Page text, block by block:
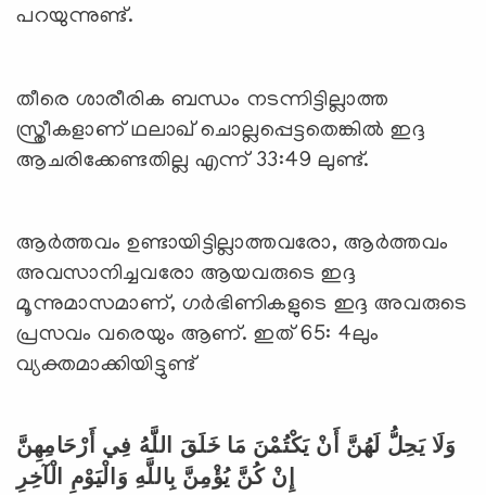
പറയുന്നുണ്ട്.
തീരെ ശാരീരിക ബന്ധം നടന്നിട്ടില്ലാത്ത
സ്ത്രീകളാണ് ഥലാഖ് ചൊല്ലപ്പെട്ടതെങ്കില്‍ ഇദ്ദ
ആചരിക്കേണ്ടതില്ല എന്ന് 33:49 ലുണ്ട്.
ആര്‍ത്തവം ഉണ്ടായിട്ടില്ലാത്തവരോ, ആര്‍ത്തവം
അവസാനിച്ചവരോ ആയവരുടെ ഇദ്ദ
മൂന്നുമാസമാണ്, ഗര്‍ഭിണികളുടെ ഇദ്ദ അവരുടെ
പ്രസവം വരെയും ആണ്. ഇത് 65: 4ലും
വ്യക്തമാക്കിയിട്ടുണ്ട്
وَلَا يَحِلُّ لَهُنَّ أَنْ يَكْتُمْنَ مَا خَلَقَ اللَّهُ فِي أَرْحَامِهِنَّ
إِنْ كُنَّ يُؤْمِنَّ بِاللَّهِ وَالْيَوْمِ الْآخِرِ